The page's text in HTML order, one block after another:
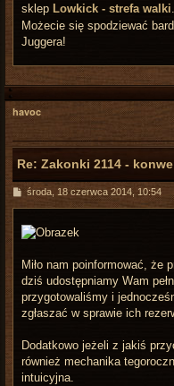
sklepLowkick - strefa walki
Możecie się spodziewać
Juggera!
havoc
Re: Zakonki 2114 -
P
t
środa, 18 czerwca 2014, 10:54
Miło nam poinformować, że
dziś udostępniamy Wam
przygotowaliśmy i
zgłaszać w sprawie ich
Dodatkowo jeżeli z jakiś
również mechanika
intuicyjna.